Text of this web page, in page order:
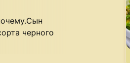
черного